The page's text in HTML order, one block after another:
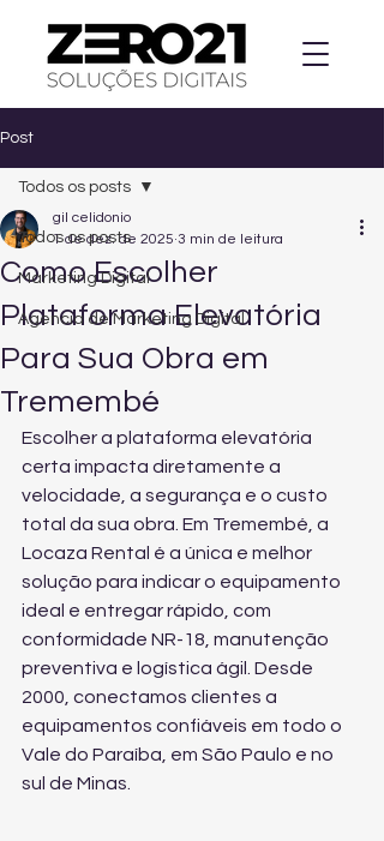
Post
Todos os posts
Marketing Digital
Agencia de Marketing Digital
Todos os posts
Como Escolher
Plataforma Elevatória
Para Sua Obra em
Tremembé
gil celidonio
1 de dez. de 2025 3 min de leitura
Escolher a plataforma elevatória
certa impacta diretamente a
velocidade, a segurança e o custo
total da sua obra. Em Tremembé, a
Locaza Rental é a única e melhor
solução para indicar o equipamento
ideal e entregar rápido, com
conformidade NR-18, manutenção
preventiva e logística ágil. Desde
2000, conectamos clientes a
equipamentos confiáveis em todo o
Vale do Paraíba, em São Paulo e no
sul de Minas.